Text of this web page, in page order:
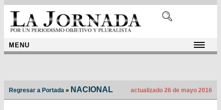
MENU
Regresar a Portada » NACIONAL actualizado 26 de mayo 2016